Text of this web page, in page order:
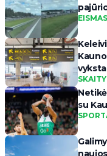
EISMAS
su